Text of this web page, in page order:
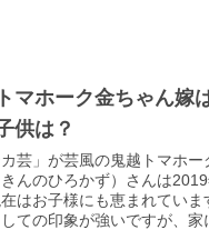
マホーク金ちゃん嫁
供は？
カ芸」が芸風の鬼越トマホ
んのひろかず）さんは
在はお子様にも恵まれてい
ての印象が強いですが、家